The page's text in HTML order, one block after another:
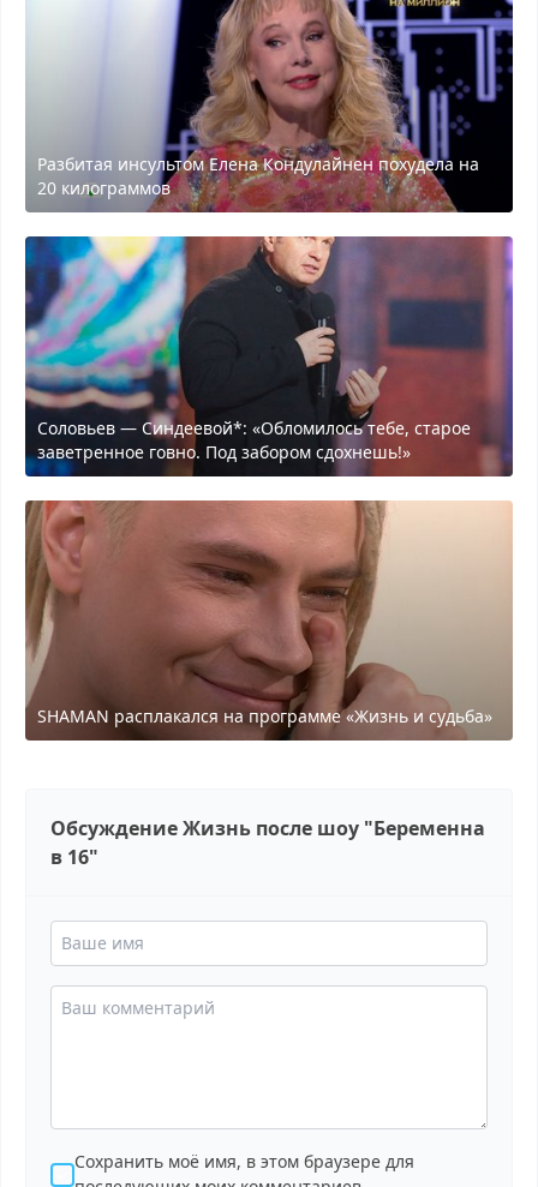
Разбитая инсультом Елена Кондулайнен похудела на
20 килограммов
Соловьев — Синдеевой*: «Обломилось тебе, старое
заветренное говно. Под забором сдохнешь!»
SHAMAN расплакался на программе «Жизнь и судьба»
Обсуждение Жизнь после шоу "Беременна
в 16"
Сохранить моё имя, в этом браузере для